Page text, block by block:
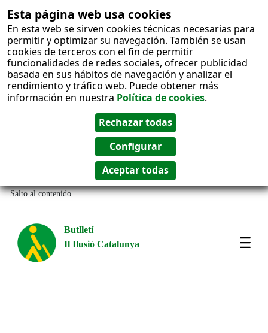
Esta página web usa cookies
En esta web se sirven cookies técnicas necesarias para
permitir y optimizar su navegación. También se usan
cookies de terceros con el fin de permitir
funcionalidades de redes sociales, ofrecer publicidad
basada en sus hábitos de navegación y analizar el
rendimiento y tráfico web. Puede obtener más
información en nuestra Política de cookies.
Salto al contenido
Butlletí
Il Ilusió Catalunya